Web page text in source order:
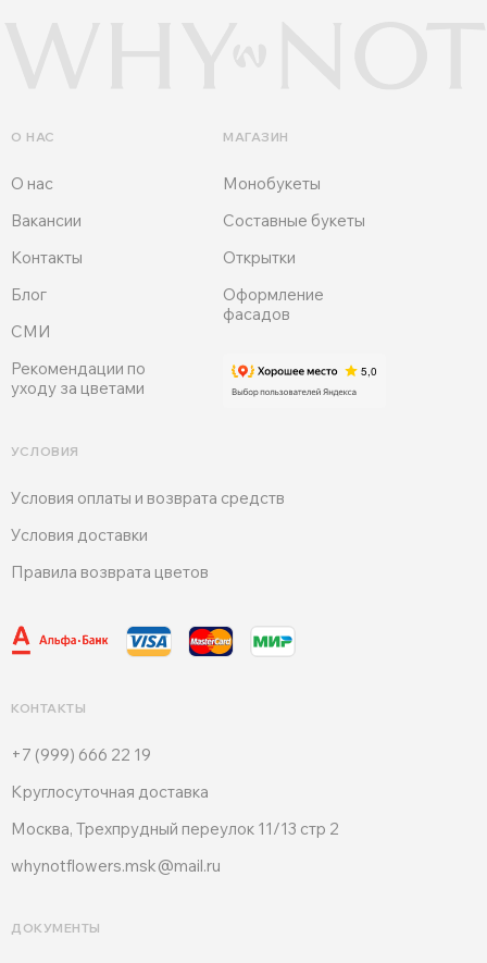
Вакансии
О нас
О НАС
ДОКУМЕНТЫ
УСЛОВИЯ
Блог
СМИ
Рекомендации по
уходу за цветами
Условия оплаты и возврата средств
Условия доставки
Контакты
Правила возврата цветов
МАГАЗИН
+7 (999) 666 22 19
КОНТАКТЫ
Круглосуточная доставка
Москва, Трехпрудный переулок 11/13 стр 2
whynotflowers.msk@mail.ru
Оформление
фасадов
Монобукеты
Открытки
Составные букеты